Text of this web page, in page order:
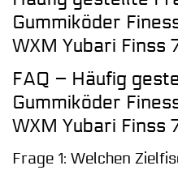
Gummiköder
WXM Yubari Finss
FAQ – Häufig
Gummiköder
WXM Yubari Finss
Frage 1: Welchen